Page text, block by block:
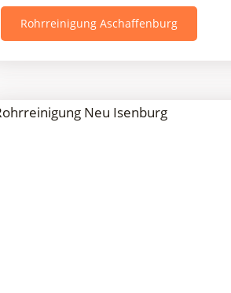
Rohrreinigung Aschaffenburg